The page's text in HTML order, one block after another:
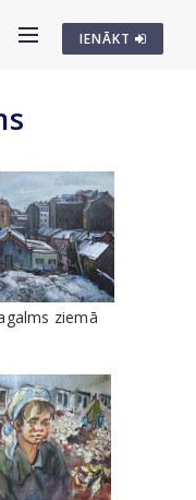
IENĀKT
ziemā